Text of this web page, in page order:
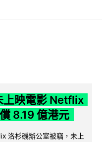
映電影 Netflix
8.19 億港元
洛杉磯辦公室被竊，未上